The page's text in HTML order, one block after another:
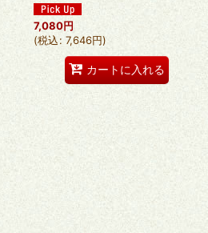
7,080円
(税込: 7,646円)
カートに入れる